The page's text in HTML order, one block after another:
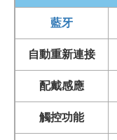
充電盒支援
*規格以原廠官網說
藍牙
自動重新連接
配戴感應
觸控功能